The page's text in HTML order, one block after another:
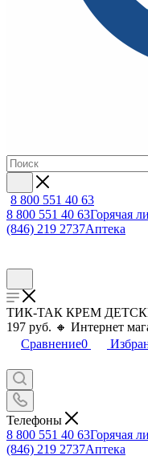
8 800 551 40 63
8 800 551 40 63Горячая
(846) 219 2737Аптека
ТИК-ТАК КРЕМ
197 руб. 🔸 Интернет
Сравнение0
Телефоны
8 800 551 40 63Горячая
(846) 219 2737Аптека